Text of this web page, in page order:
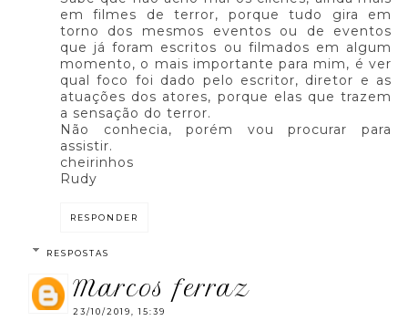
em filmes de terror, porque tudo gira em
torno dos mesmos eventos ou de eventos
que já foram escritos ou filmados em algum
momento, o mais importante para mim, é ver
qual foco foi dado pelo escritor, diretor e as
atuações dos atores, porque elas que trazem
a sensação do terror.
Não conhecia, porém vou procurar para
assistir.
cheirinhos
Rudy
RESPONDER
RESPOSTAS
marcos ferraz
23/10/2019, 15:39